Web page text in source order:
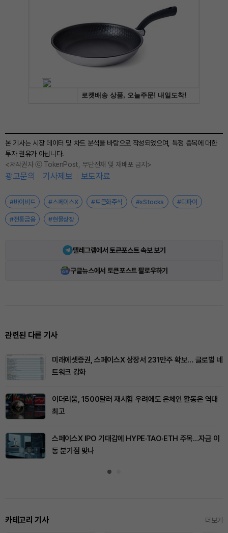
본 기사는 시장 데이터 및 차트 분석을 바탕으로 작성되었으며, 특정 종목에 대한
투자 권유가 아닙니다.
<저작권자 ⓒ TokenPost, 무단전재 및 재배포 금지>
광고문의 기사제보 보도자료
#바이비트 #스페이스X #토큰화주식 #xStocks #디파이
#전통금융 #현물상장
텔레그램에서 토큰포스트 속보 보기
구글뉴스에서 토큰포스트 팔로우하기
관련된 다른 기사
미래에셋증권, 스페이스X 상장서 231만주 확보… 글로벌 네
트워크 강화
이더리움, 1500달러 재시험 우려에도 온체인 활동은 역대
최고
스페이스X IPO 기대감에 HYPE·TAO·ETH 주목…자금 이
동 분기점 맞나
카테고리 기사 더보기